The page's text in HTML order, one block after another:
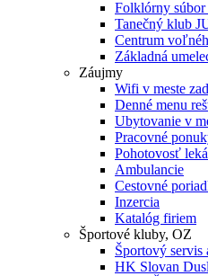
Folklórny
Tanečný klub
Centrum
Základná
Záujmy
Wifi v meste
Denné menu
Ubytovanie v
Pracovné
Pohotovosť
Ambulancie
Cestovné
Inzercia
Katalóg firiem
Športové kluby, OZ
Športový servis
HK Slovan